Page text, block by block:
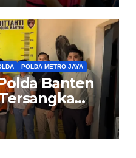
POLDA METRO JAYA
Banten
dan
Balaraja